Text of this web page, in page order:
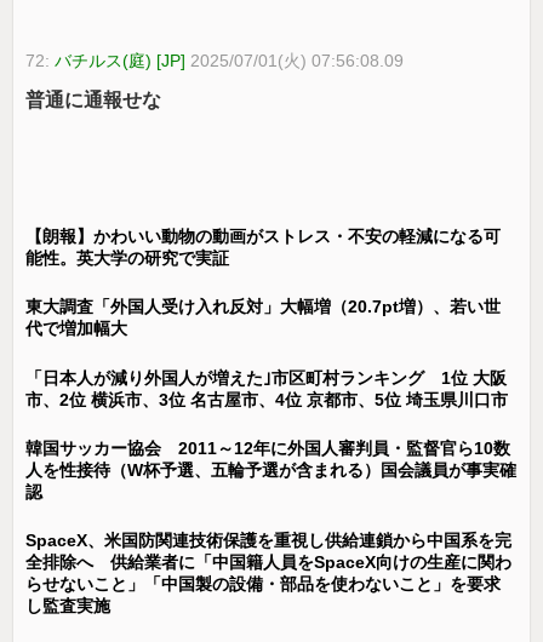
72:バチルス(庭) [JP] 2025/07/01(火) 07:56:08.09
普通に通報せな
【朗報】かわいい動物の動画がストレス・不安の軽減になる可
能性。英大学の研究で実証
東大調査「外国人受け入れ反対」大幅増（20.7pt増）、若い世
代で増加幅大
「日本人が減り外国人が増えた｣市区町村ランキング 1位 大阪
市、2位 横浜市、3位 名古屋市、4位 京都市、5位 埼玉県川口市
韓国サッカー協会 2011～12年に外国人審判員・監督官ら10数
人を性接待（W杯予選、五輪予選が含まれる）国会議員が事実確
認
SpaceX、米国防関連技術保護を重視し供給連鎖から中国系を完
全排除へ 供給業者に「中国籍人員をSpaceX向けの生産に関わ
らせないこと」「中国製の設備・部品を使わないこと」を要求
し監査実施